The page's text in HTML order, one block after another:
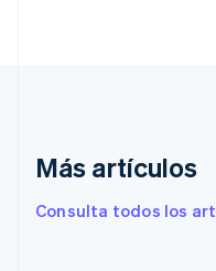
Más artículos
Consulta todos los
English
Eslovaquia